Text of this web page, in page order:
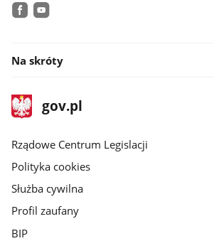
Na skróty
stopka
gov.plStrona
gov.pl
Rządowe Centrum Legislacji
Polityka cookies
Służba cywilna
Profil zaufany
BIP